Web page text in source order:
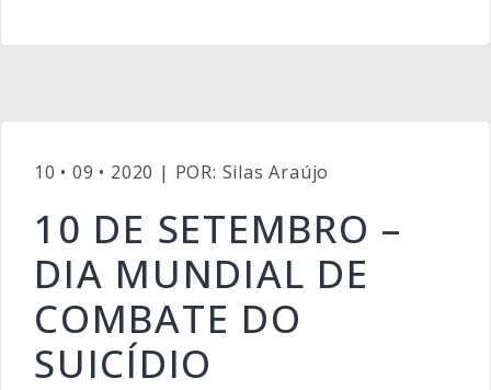
10 • 09 • 2020 | POR: Silas Araújo
10 DE SETEMBRO –
DIA MUNDIAL DE
COMBATE DO
SUICÍDIO